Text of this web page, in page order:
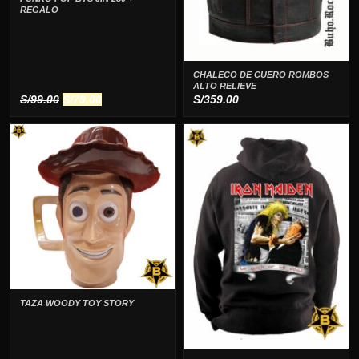
REGALO
S/99.00 El
original
era:
S/99.00.
S/79.00El
actual
es:
S/79.00.
CHALECO DE CUERO ROMBOS
ALTO RELIEVE
S/359.00
TAZA WOODY TOY STORY